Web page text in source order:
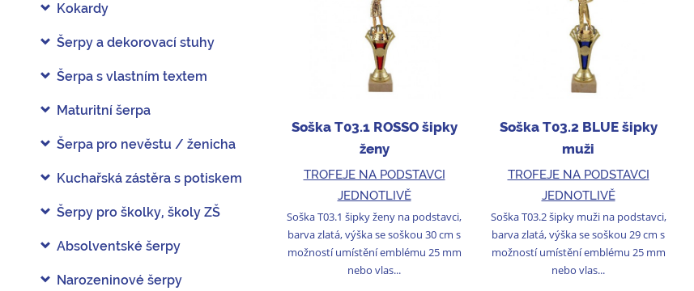
Kokardy
Šerpy a dekorovací stuhy
Šerpa s vlastním textem
Maturitní šerpa
Šerpa pro nevěstu / ženicha
Kuchařská zástěra s potiskem
Šerpy pro školky, školy ZŠ
Absolventské šerpy
Narozeninové šerpy
Soška T03.1 ROSSO šipky
ženy
TROFEJE NA PODSTAVCI
JEDNOTLIVĚ
Soška T03.1 šipky ženy na podstavci,
barva zlatá, výška se soškou 30 cm s
možností umístění emblému 25 mm
nebo vlas...
Soška T03.2 BLUE šipky
muži
TROFEJE NA PODSTAVCI
JEDNOTLIVĚ
Soška T03.2 šipky muži na podstavci,
barva zlatá, výška se soškou 29 cm s
možností umístění emblému 25 mm
nebo vlas...